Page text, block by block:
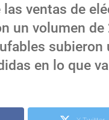
ventas de
un volumen
subieron
en lo que